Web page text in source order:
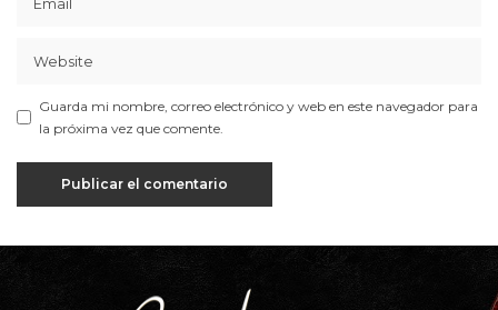
Guarda mi nombre, correo electrónico y web en este navegador para
la próxima vez que comente.